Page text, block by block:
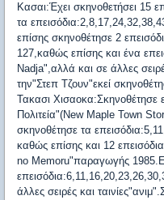
Κασαι:Έχει σκηνοθετήσει 15
τα
επίσης σκηνοθέτησε 2
127,καθώς επίσης και ένα
Nadja",αλλά και σε άλλες
την"Στεπ Τζουν"εκεί
Τακασι Χισαοκα:Σκηνοθέτησε
Πολιτεία"(New Maple Town
σκηνοθέτησε τα
καθώς επίσης και 12
no Memoru"παραγωγής
άλλες σειρές και